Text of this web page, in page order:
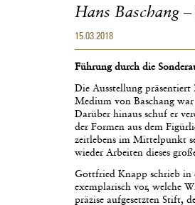
Hans Baschang
15.03.2018
Führung durch die
Die Ausstellung
Medium von Baschang
Darüber hinaus schuf er
der Formen aus dem
zeitlebens im Mittelpunkt
wieder Arbeiten dieses
Gottfried Knapp schrieb in
exemplarisch vor, welche
präzise aufgesetzten Stift,